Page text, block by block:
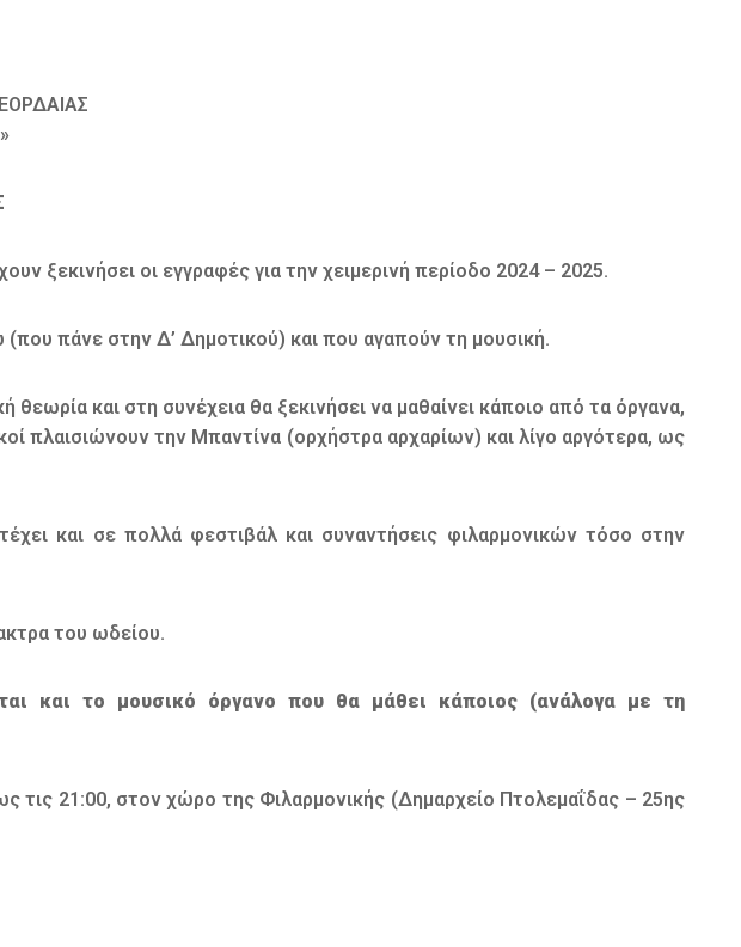
ξεκινήσει οι εγγραφές για την χειμερινή περίοδο 2024 – 2025.
πάνε στην Δ’ Δημοτικού) και που αγαπούν τη μουσική.
θεωρία και στη συνέχεια θα ξεκινήσει να μαθαίνει κάποιο από τα όργανα,
πλαισιώνουν την Μπαντίνα (ορχήστρα αρχαρίων) και λίγο αργότερα, ως
και σε πολλά φεστιβάλ και συναντήσεις φιλαρμονικών τόσο στην
του ωδείου.
και το μουσικό όργανο που θα μάθει κάποιος (ανάλογα με τη
τις 21:00, στον χώρο της Φιλαρμονικής (Δημαρχείο Πτολεμαΐδας – 25ης